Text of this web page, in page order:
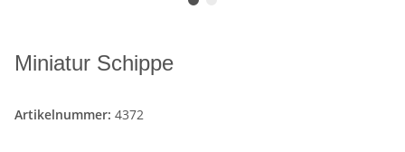
Miniatur Schippe
Artikelnummer: 4372